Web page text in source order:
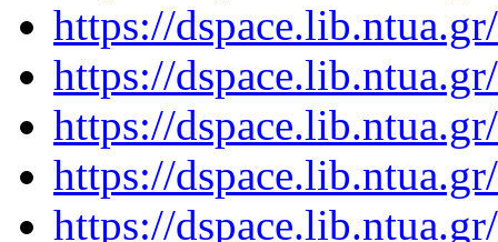
https://
https://
https://
https://
https://